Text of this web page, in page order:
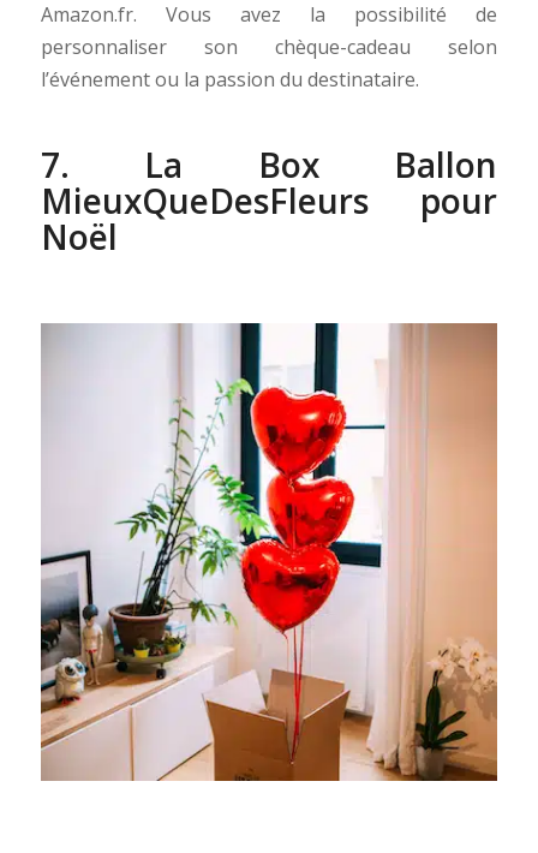
Amazon.fr. Vous avez la possibilité de
personnaliser son chèque-cadeau selon
l’événement ou la passion du destinataire.
7. La Box Ballon
MieuxQueDesFleurs pour
Noël